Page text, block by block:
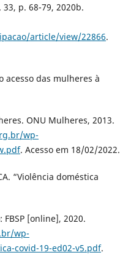
p. 68-79, 2020b.
article/view/22866.
acesso das mulheres à
ONU Mulheres, 2013.
wp-
. Acesso em 18/02/2022.
“Violência doméstica
FBSP [online], 2020.
wp-
covid-19-ed02-v5.pdf.